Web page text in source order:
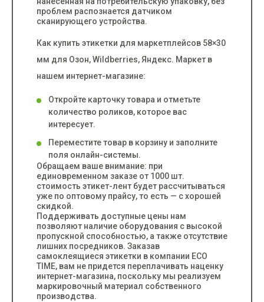
проблем распознается датчиком
сканирующего устройства.
Как купить этикетки для маркетплейсов 58×30
мм для Озон, Wildberries, Яндекс. Маркет в
нашем интернет-магазине:
Откройте карточку товара и отметьте
количество роликов, которое вас
интересует.
Переместите товар в корзину и заполните
поля онлайн-системы.
Обращаем ваше внимание: при
единовременном заказе от 1000 шт.
стоимость этикет-лент будет рассчитываться
уже по оптовому прайсу, то есть — с хорошей
скидкой.
Поддерживать доступные цены нам
позволяют наличие оборудования с высокой
пропускной способностью, а также отсутствие
лишних посредников. Заказав
самоклеящиеся этикетки в компании ECO
TIME, вам не придется переплачивать наценку
интернет-магазина, поскольку мы реализуем
маркировочный материал собственного
производства.